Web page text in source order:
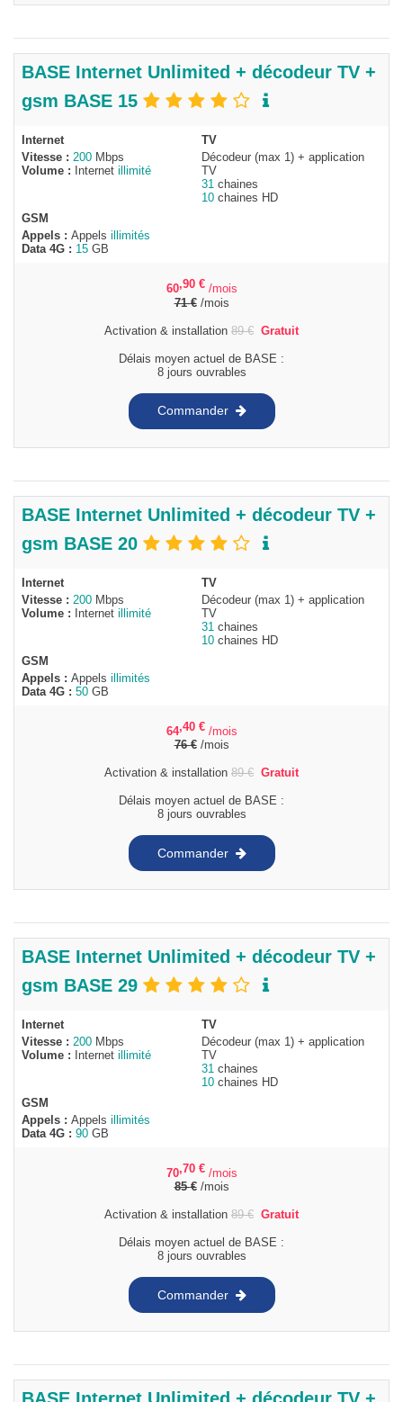
BASE Internet Unlimited + décodeur TV +
gsm BASE 15
Internet
Vitesse : 200 Mbps
Volume :
Internet illimité
TV
Décodeur (max 1) + application
TV
31 chaines
10 chaines HD
GSM
Appels : Appels illimités
Data 4G : 15 GB
60,90 € /mois
71€/mois
Activation & installation 89€ Gratuit
Délais moyen actuel de BASE :
8 jours ouvrables
Commander
BASE Internet Unlimited + décodeur TV +
gsm BASE 20
Internet
Vitesse : 200 Mbps
Volume : Internet illimité
TV
Décodeur (max 1) + application
TV
31 chaines
10 chaines HD
GSM
Appels : Appels illimités
Data 4G : 50 GB
64,40 € /mois
76€/mois
Activation & installation 89€ Gratuit
Délais moyen actuel de BASE :
8 jours ouvrables
Commander
BASE Internet Unlimited + décodeur TV +
gsm BASE 29
Internet
Vitesse : 200 Mbps
Volume :
Internet illimité
TV
Décodeur (max 1) + application
TV
31 chaines
10 chaines HD
GSM
Appels : Appels illimités
Data 4G : 90 GB
70,70 € /mois
85€/mois
Activation & installation 89€ Gratuit
Délais moyen actuel de BASE :
8 jours ouvrables
Commander